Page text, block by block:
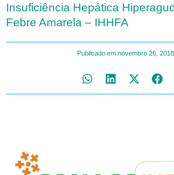
Insuficiência Hepática
Febre Amarela – IHHFA
Publicado em novembro 26, 2018